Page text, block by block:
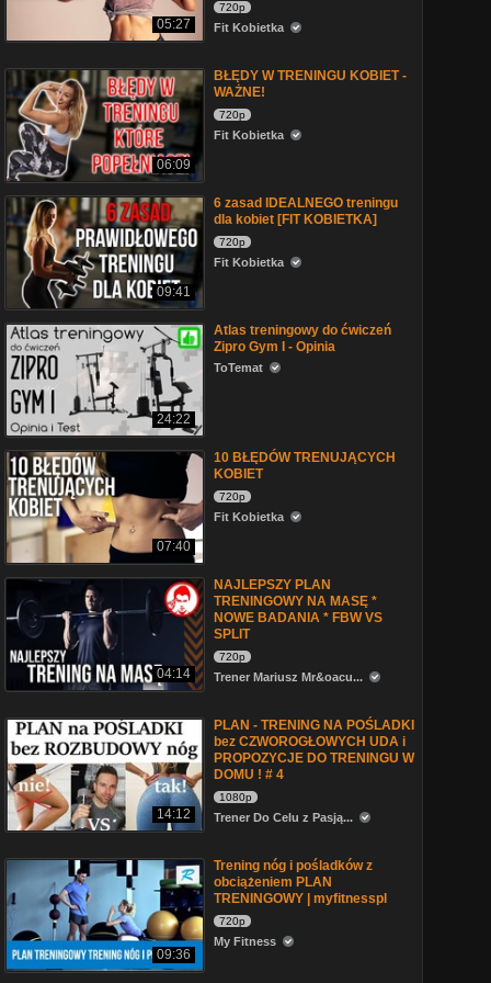
05:27
720p
Fit Kobietka
06:09
BŁĘDY W TRENINGU KOBIET -
WAŻNE!
720p
Fit Kobietka
09:41
6 zasad IDEALNEGO treningu
dla kobiet [FIT KOBIETKA]
720p
Fit Kobietka
24:22
Atlas treningowy do ćwiczeń
Zipro Gym I - Opinia
ToTemat
07:40
10 BŁĘDÓW TRENUJĄCYCH
KOBIET
720p
Fit Kobietka
04:14
NAJLEPSZY PLAN
TRENINGOWY NA MASĘ *
NOWE BADANIA * FBW VS
SPLIT
720p
Trener Mariusz Mr&oacu...
14:12
PLAN - TRENING NA POŚLADKI
bez CZWOROGŁOWYCH UDA i
PROPOZYCJE DO TRENINGU W
DOMU ! # 4
1080p
Trener Do Celu z Pasją...
09:36
Trening nóg i pośladków z
obciążeniem PLAN
TRENINGOWY | myfitnesspl
720p
My Fitness